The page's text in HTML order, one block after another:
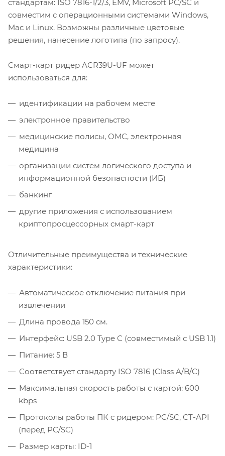
стандартам: ISO 7816-1/2/3, EMV, Microsoft PC/SC и
совместим с операционными системами Windows,
Mac и Linux. Возможны различные цветовые
решения, нанесение логотипа (по запросу).
Смарт-карт ридер ACR39U-UF может
использоваться для:
идентификации на рабочем месте
электронное правительство
медицинские полисы, ОМС, электронная
медицина
организации систем логического доступа и
информационной безопасности (ИБ)
банкинг
другие приложения с использованием
криптопросцессорных смарт-карт
Отличительные преимущества и технические
характеристики:
Автоматическое отключение питания при
извлечении
Длина провода 150 см.
Интерфейс: USB 2.0 Type C (совместимый с USB 1.1)
Питание: 5 В
Соответствует стандарту ISO 7816 (Class A/B/C)
Максимальная скорость работы с картой: 600
kbps
Протоколы работы ПК c ридером: PC/SC, CT-API
(перед PC/SC)
Размер карты: ID-1